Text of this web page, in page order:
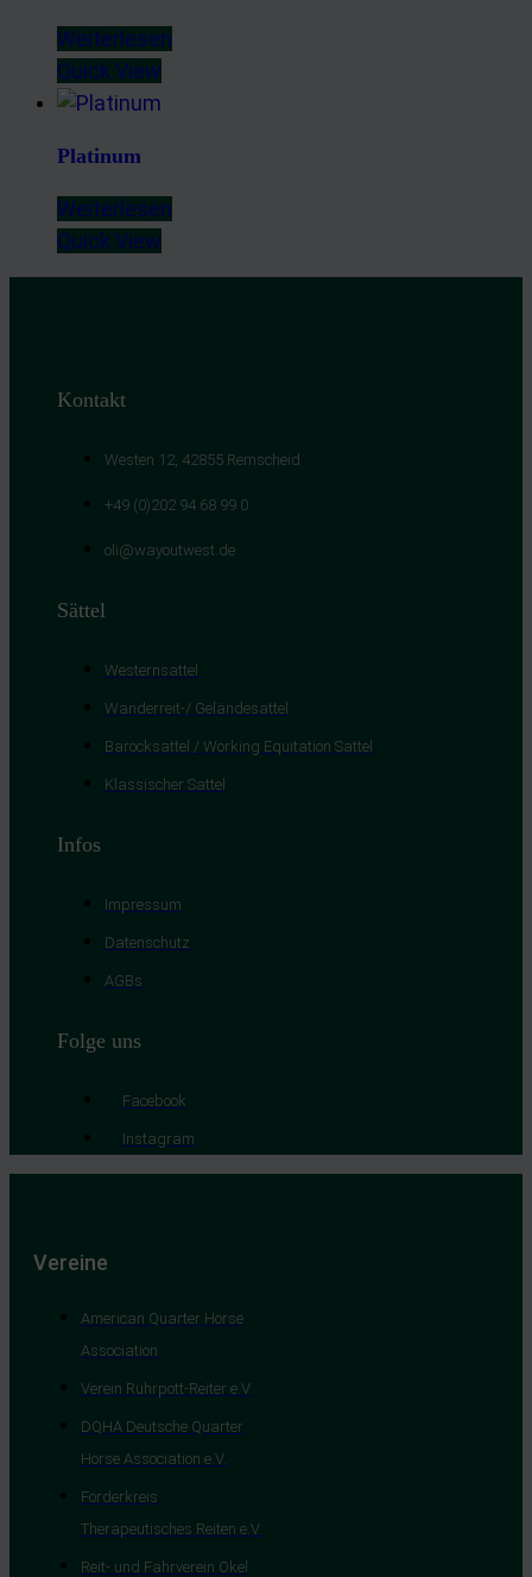
Weiterlesen
Quick View
Platinum
Weiterlesen
Quick View
Kontakt
Westen 12, 42855 Remscheid
+49 (0)202 94 68 99 0
oli@wayoutwest.de
Sättel
Westernsattel
Wanderreit-/ Geländesattel
Barocksattel / Working Equitation Sattel
Klassischer Sattel
Infos
Impressum
Datenschutz
AGBs
Folge uns
Facebook
Instagram
Vereine
American Quarter Horse
Association
Verein Ruhrpott-Reiter e.V.
DQHA Deutsche Quarter
Horse Association e.V.
Förderkreis
Therapeutisches Reiten e.V.
Reit- und Fahrverein Okel